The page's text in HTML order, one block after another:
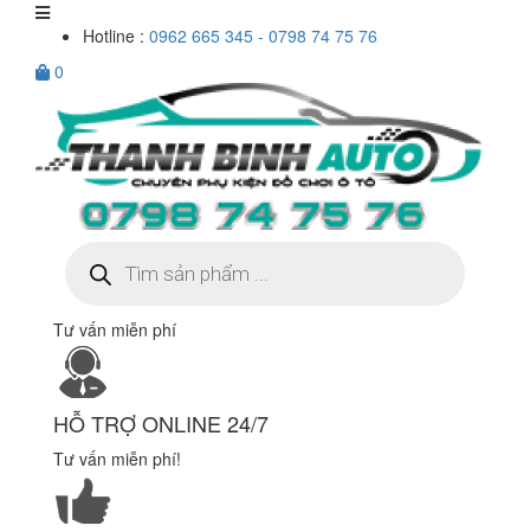
Hotline : 0962 665 345 - 0798 74 75 76
0
kiếm
sản
Tư vấn miễn phí
HỖ TRỢ ONLINE 24/7
Tư vấn miễn phí!